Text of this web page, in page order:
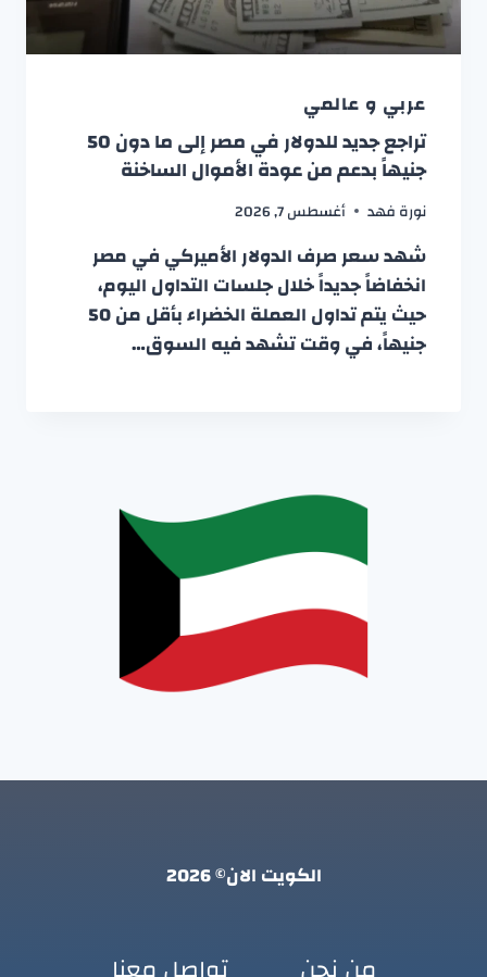
عربي و عالمي
تراجع جديد للدولار في مصر إلى ما دون 50
جنيهاً بدعم من عودة الأموال الساخنة
نورة فهد أغسطس 7, 2026
شهد سعر صرف الدولار الأميركي في مصر
انخفاضاً جديداً خلال جلسات التداول اليوم،
حيث يتم تداول العملة الخضراء بأقل من 50
جنيهاً، في وقت تشهد فيه السوق…
الكويت الان© 2026